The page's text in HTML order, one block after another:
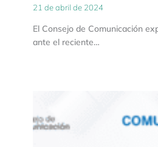
21 de abril de 2024
El Consejo de Comunicación
ante el reciente…